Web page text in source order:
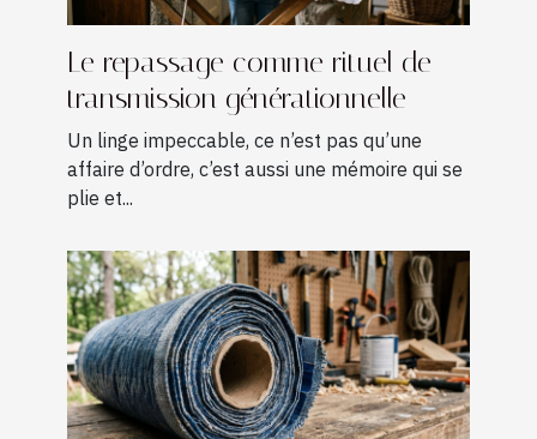
Le repassage comme rituel de
transmission générationnelle
Un linge impeccable, ce n’est pas qu’une
affaire d’ordre, c’est aussi une mémoire qui se
plie et...